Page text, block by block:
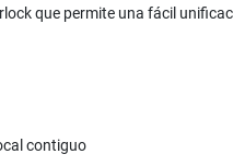
que permite una fácil
contiguo